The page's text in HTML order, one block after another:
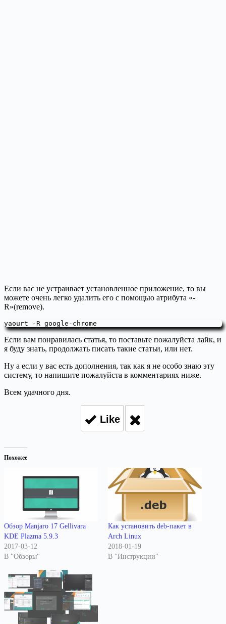
Если вас не устраивает установленное приложение, то вы
можете очень легко удалить его с помощью атрибута «-
R»(remove).
yaourt -R google-chrome
Если вам понравилась статья, то поставьте пожалуйста лайк, и
я буду знать, продолжать писать такие статьи, или нет.
Ну а если у вас есть дополнения, так как я не особо знаю эту
систему, то напишите пожалуйста в комментариях ниже.
Всем удачного дня.
Like
Похожее
Обзор Manjaro 17 Gellivara
KDE Plazma 5.9.3
2017-03-12
В "Обзоры"
Как установить deb-пакет в
Arch Linux
2018-01-19
В "Инструкции"